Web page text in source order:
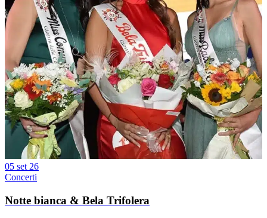
05 set 26
Concerti
Notte bianca & Bela Trifolera